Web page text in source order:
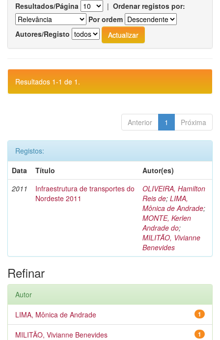
Resultados/Página | Ordenar registos por:
Por ordem
Autores/Registo
Resultados 1-1 de 1.
Anterior 1 Próxima
Registos:
Data
Título
Autor(es)
2011
Infraestrutura de transportes do
Nordeste 2011
OLIVEIRA, Hamilton
Reis de; LIMA,
Mônica de Andrade;
MONTE, Kerlen
Andrade do;
MILITÃO, Vivianne
Benevides
Refinar
Autor
1
LIMA, Mônica de Andrade
1
MILITÃO, Vivianne Benevides